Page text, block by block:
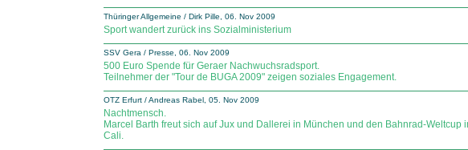
Thüringer Allgemeine / Dirk Pille, 06. Nov 2009
Sport wandert zurück ins Sozialministerium
SSV Gera / Presse, 06. Nov 2009
500 Euro Spende für Geraer Nachwuchsradsport.
Teilnehmer der "Tour de BUGA 2009" zeigen soziales Engagement.
OTZ Erfurt / Andreas Rabel, 05. Nov 2009
Nachtmensch.
Marcel Barth freut sich auf Jux und Dallerei in München und den Bahnrad-Weltcup
Cali.